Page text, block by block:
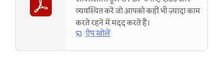
व्यवस्थित करें जो आपको कहीं भी ज़्यादा काम
करते रहने में मदद करते हैं।
ऐप खोलें